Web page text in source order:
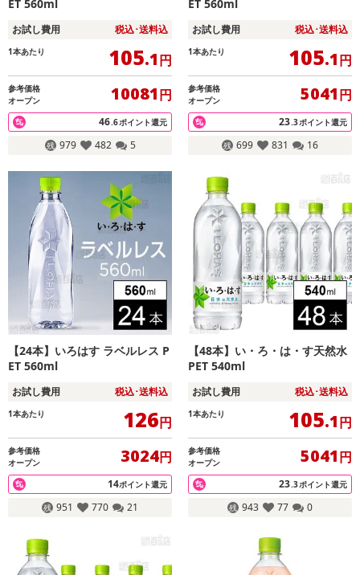
ET 560ml
お試し費用 税込･送料込
1本あたり 105.1円
参考価格
オープン
10081円
46.6ポイント還元
979 482 5
ET 560ml
お試し費用 税込･送料込
1本あたり 105.1円
参考価格
オープン
5041円
23.3ポイント還元
699 831 16
【24本】いろはす ラベルレス P
ET 560ml
お試し費用 税込･送料込
1本あたり 126円
参考価格
オープン
3024円
14ポイント還元
951 770 21
【48本】い・ろ・は・す天然水
PET 540ml
お試し費用 税込･送料込
1本あたり 105.1円
参考価格
オープン
5041円
23.3ポイント還元
943 77 0